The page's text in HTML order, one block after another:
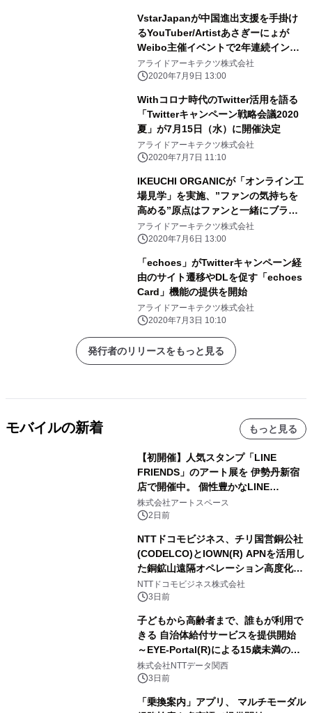
VstarJapanが中国進出支援を手掛け
るYouTuber/Artistあさぎーにょが
Weibo主催イベントで2年連続インフ
ルエンサー部門賞を受賞！
アライドアーキテクツ株式会社
2020年7月9日 13:00
Withコロナ時代のTwitter活用を語る
「Twitterキャンペーン戦略会議2020
夏」が7月15日（水）に開催決定
アライドアーキテクツ株式会社
2020年7月7日 11:10
IKEUCHI ORGANICが「オンライン工
場見学」を実施、”ファンの気持ちを
高める”原点はファンと一緒にブラン
ドを創るという想い
アライドアーキテクツ株式会社
2020年7月6日 13:00
「echoes」がTwitterキャンペーン経
由のサイト遷移やDLを促す「echoes
Card」機能の提供を開始
アライドアーキテクツ株式会社
2020年7月3日 10:10
発行者のリリースをもっと見る
モバイルの新着 もっと見る
【初開催】人気スタンプ「LINE
FRIENDS」のアート展を 伊勢丹新宿
店で開催中。 個性豊かなLINE
FRIENDSの仲間たちが インテリアア
ートとして新たな魅力を発信。
株式会社アートスペース
2日前
NTTドコモビジネス、チリ国営銅公社
(CODELCO)とIOWN(R) APNを活用し
た銅鉱山遠隔オペレーション高度化に
向けた調査・実証を開始
NTTドコモビジネス株式会社
3日前
子どもから高齢者まで、誰もが利用で
きる 自治体給付サービスを提供開始
～EYE-Portal(R)による15歳未満の本
人認証と デジタルデバイド対策で実現
～
株式会社NTTデータ関西
3日前
「乗換案内」アプリ、 マルチモーダル